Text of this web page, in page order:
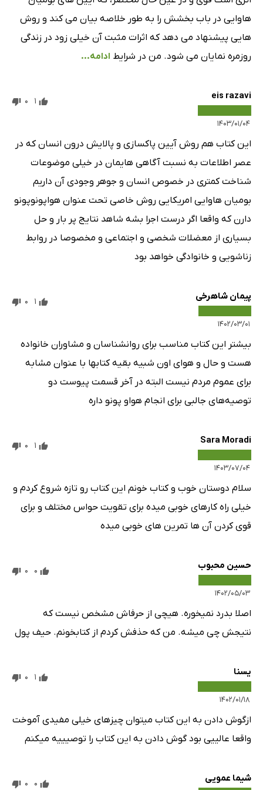
هاوایی در باب بخشش را به طور خلاصه بیان می کند و روش
هایی پیشنهاد می دهد که اثرات مثبت آن خیلی زود در زندگی
روزمره نمایان می شود. من در شرایط ادامه...
eis razavi
۱۴۰۳/۰۱/۰۴
1
0
این کتاب هم روش آیین پاکسازی و پالایش درون انسان که در
عصر اطلاعات به نسبت آگاهی هایمان در خیلی موضوعات
شناخت کمتری در خصوص انسان و جوهر وجودی آن داریم
بومیان هاوایی امریکایی روش خاصی تحت عنوان هواپونوپونو
دارن که واقعا اگر درست اجرا بشه شاهد نتایج پر بار و حل
بسیاری از معضلات شخصی و اجتماعی و مخصوصا در روابط
زناشویی و خانوادگی خواهد بود
پیمان شاهرخی
۱۴۰۲/۰۳/۰۱
1
0
بیشتر این کتاب مناسب برای روانشناسان و مشاوران خانواده
هست و حال و هوای اون شبیه بقیه کتابها با عنوان مشابه
برای عموم مردم نیست البته در آخر قسمت پیوست دو
توصیه‌های جالبی برای انجام هواو پونو داره
Sara Moradi
۱۴۰۳/۰۷/۰۴
1
0
سلام دوستان خوب و کتاب خونم این کتاب رو تازه شروع کردم و
خیلی راه کارهای خوبی میده برای تقویت حواس مختلف و برای
قوی کردن آن ها تمرین های خوبی میده
حسین محبوب
۱۴۰۲/۰۵/۰۳
0
0
اصلا بدرد نمیخوره. هیچی از حرفاش مشخص نیست که
نتیجش چی میشه. من که حذفش کردم از کتابخونم. حیف پول
یسنا
۱۴۰۲/۰۱/۱۸
1
0
ازگوش دادن به این کتاب میتوان چیزهای خیلی مفیدی آموخت
واقعا عالییی بود گوش دادن به این کتاب را توصیییه میکنم
شیما عمویی 0
0